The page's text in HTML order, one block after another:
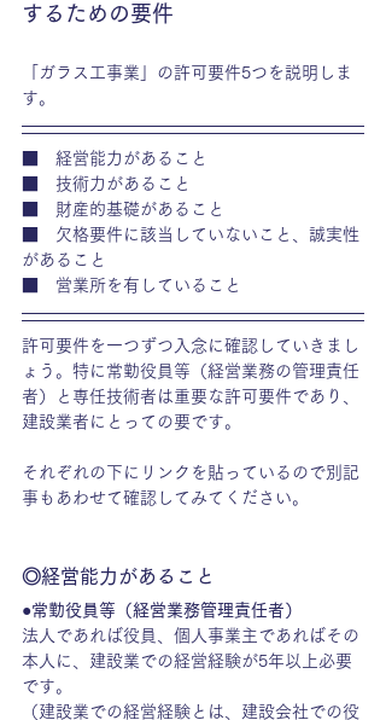
するための要件
「ガラス工事業」の許可要件5つを説明しま
す。
■　経営能力があること
■　技術力があること
■　財産的基礎があること
■　欠格要件に該当していないこと、誠実性
があること
■　営業所を有していること
許可要件を一つずつ入念に確認していきまし
ょう。特に常勤役員等（経営業務の管理責任
者）と専任技術者は重要な許可要件であり、
建設業者にとっての要です。
それぞれの下にリンクを貼っているので別記
事もあわせて確認してみてください。
◎経営能力があること
●常勤役員等（経営業務管理責任者）
法人であれば役員、個人事業主であればその
本人に、建設業での経営経験が5年以上必要
です。
（建設業での経営経験とは、建設会社での役